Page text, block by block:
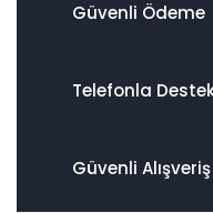
Güvenli Ödeme
Telefonla
Güvenli Alışveriş